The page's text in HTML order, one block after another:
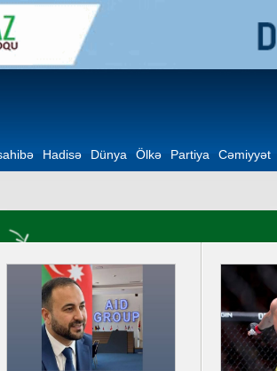
Hadisə Dünya Ölkə Partiya Cəmiyyət